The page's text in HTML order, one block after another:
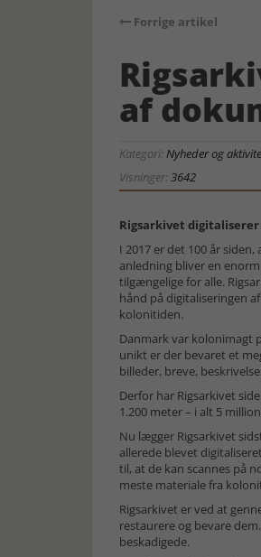
Forrige artikel
af
Kategori:Nyheder og
Visninger:3642
Rigsarkivet
I 2017 er det 100 år
anledning bliver en
tilgængelige for alle.
hånd på digitaliseringen
kolonitiden.
Danmark var kolonimagt
unikt er der bevaret et
billeder, breve,
Derfor har Rigsarkivet
1.200 meter – i alt 5
Nu lægger Rigsarkivet
allerede blevet
til, at de kan scannes på
meste materiale fra
Rigsarkivet er ved at
restaurere og bevare
beskadigede.